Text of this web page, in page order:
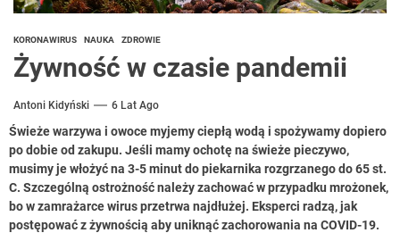
KORONAWIRUS NAUKA ZDROWIE
Żywność w czasie pandemii
Antoni Kidyński 6 Lat Ago
Świeże warzywa i owoce myjemy ciepłą wodą i spożywamy dopiero
po dobie od zakupu. Jeśli mamy ochotę na świeże pieczywo,
musimy je włożyć na 3-5 minut do piekarnika rozgrzanego do 65 st.
C. Szczególną ostrożność należy zachować w przypadku mrożonek,
bo w zamrażarce wirus przetrwa najdłużej. Eksperci radzą, jak
postępować z żywnością aby uniknąć zachorowania na COVID-19.